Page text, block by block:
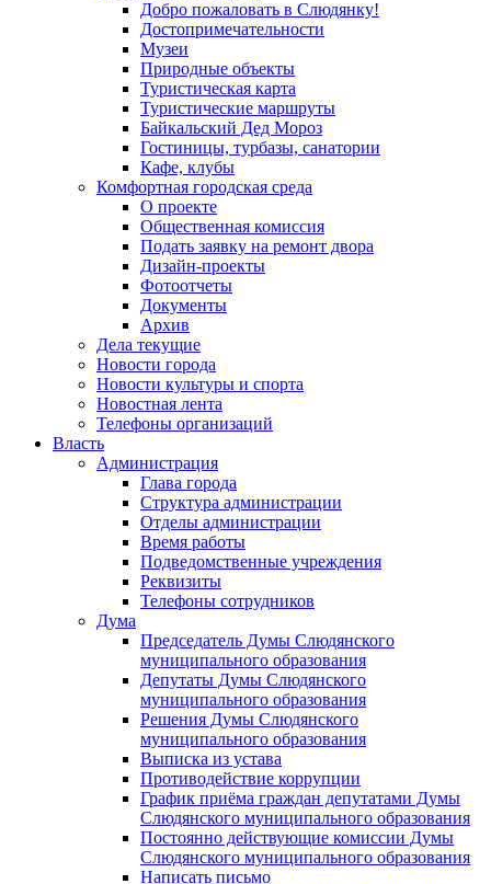
Добро пожаловать в Слюдянку!
Достопримечательности
Музеи
Природные объекты
Туристическая карта
Туристические маршруты
Байкальский Дед Мороз
Гостиницы, турбазы, санатории
Кафе, клубы
Комфортная городская среда
О проекте
Общественная комиссия
Подать заявку на ремонт двора
Дизайн-проекты
Фотоотчеты
Документы
Архив
Дела текущие
Новости города
Новости культуры и спорта
Новостная лента
Телефоны организаций
Власть
Администрация
Глава города
Структура администрации
Отделы администрации
Время работы
Подведомственные учреждения
Реквизиты
Телефоны сотрудников
Дума
Председатель Думы Слюдянского
муниципального образования
Депутаты Думы Слюдянского
муниципального образования
Решения Думы Слюдянского
муниципального образования
Выписка из устава
Противодействие коррупции
График приёма граждан депутатами Думы
Слюдянского муниципального образования
Постоянно действующие комиссии Думы
Слюдянского муниципального образования
Написать письмо